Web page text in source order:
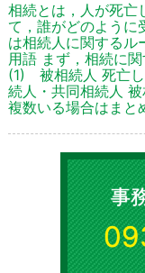
相続とは，人が死亡
て，誰がどのように
は相続人に関する
用語 まず，相続に
(1) 被相続人 死亡
続人・共同相続人
複数いる場合はま
事